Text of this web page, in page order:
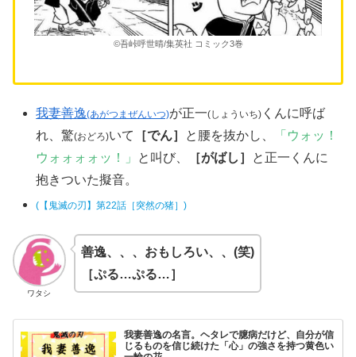
©吾峠呼世晴/集英社 コミック3巻
我妻善逸(あがつまぜんいつ)が正一(しょういち) くんに呼ば
れ、驚(おどろ)いて ［でん］ と腰を抜かし、
「ウォッ！
ウォォォォッ！」
と叫び、 ［がばし］
と正一くんに
抱きついた擬音。
(【鬼滅の刃】第22話［突然の猪］)
ワタシ
善逸、、、おもしろい、、(笑)
［ぷる…ぷる…］
我妻善逸の名言。ヘタレで臆病だけど、自分が信
じるものを信じ続けた「心」の強さを持つ黄色い